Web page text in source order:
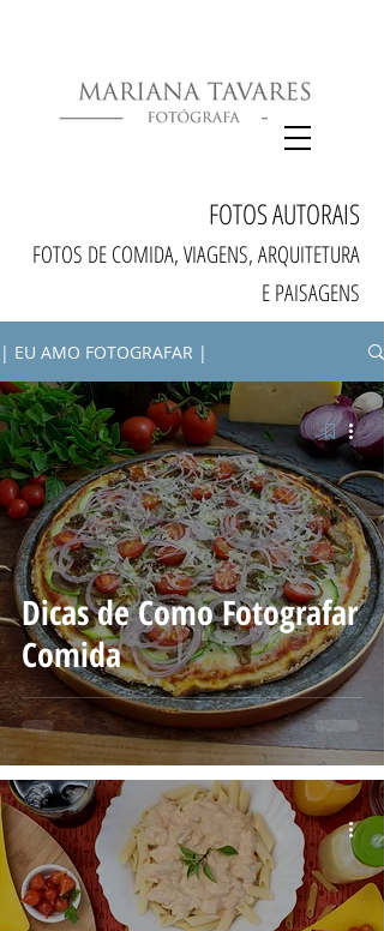
FOTOS AUTORAIS
FOTOS DE COMIDA, VIAGENS, ARQUITETURA
E PAISAGENS
| EU AMO FOTOGRAFAR |
Dicas de Como Fotografar
Comida